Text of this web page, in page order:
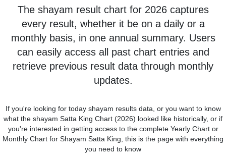
The shayam result chart for 2026 captures
every result, whether it be on a daily or a
monthly basis, in one annual summary. Users
can easily access all past chart entries and
retrieve previous result data through monthly
updates.
If you're looking for today shayam results data, or you want to know
what the shayam Satta King Chart (2026) looked like historically, or if
you're interested in getting access to the complete Yearly Chart or
Monthly Chart for Shayam Satta King, this is the page with everything
you need to know